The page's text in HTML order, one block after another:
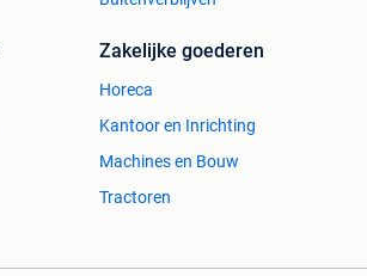
Zakelijke goederen
Horeca
Kantoor en Inrichting
Machines en Bouw
Tractoren